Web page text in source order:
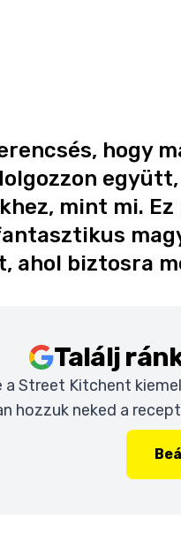
hogy
mint mi.
ahol biztosra
Találj
a Street Kitchent
hozzuk neked a